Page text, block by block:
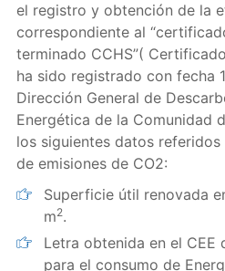
el registro y obtención de la
correspondiente al
terminado CCHS”(
ha sido registrado con fecha
Dirección General de
Energética de la Comunidad
los siguientes datos
de emisiones de CO2:
Superficie útil renovada
m2.
Letra obtenida en el
para el consumo de